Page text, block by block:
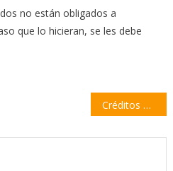
no están obligados a
que lo hicieran, se les debe
Créditos sin interés para pequeños productores apícolas